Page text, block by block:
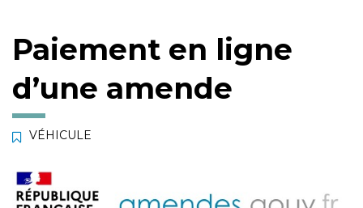
Paiement en ligne
d’une amende
VÉHICULE